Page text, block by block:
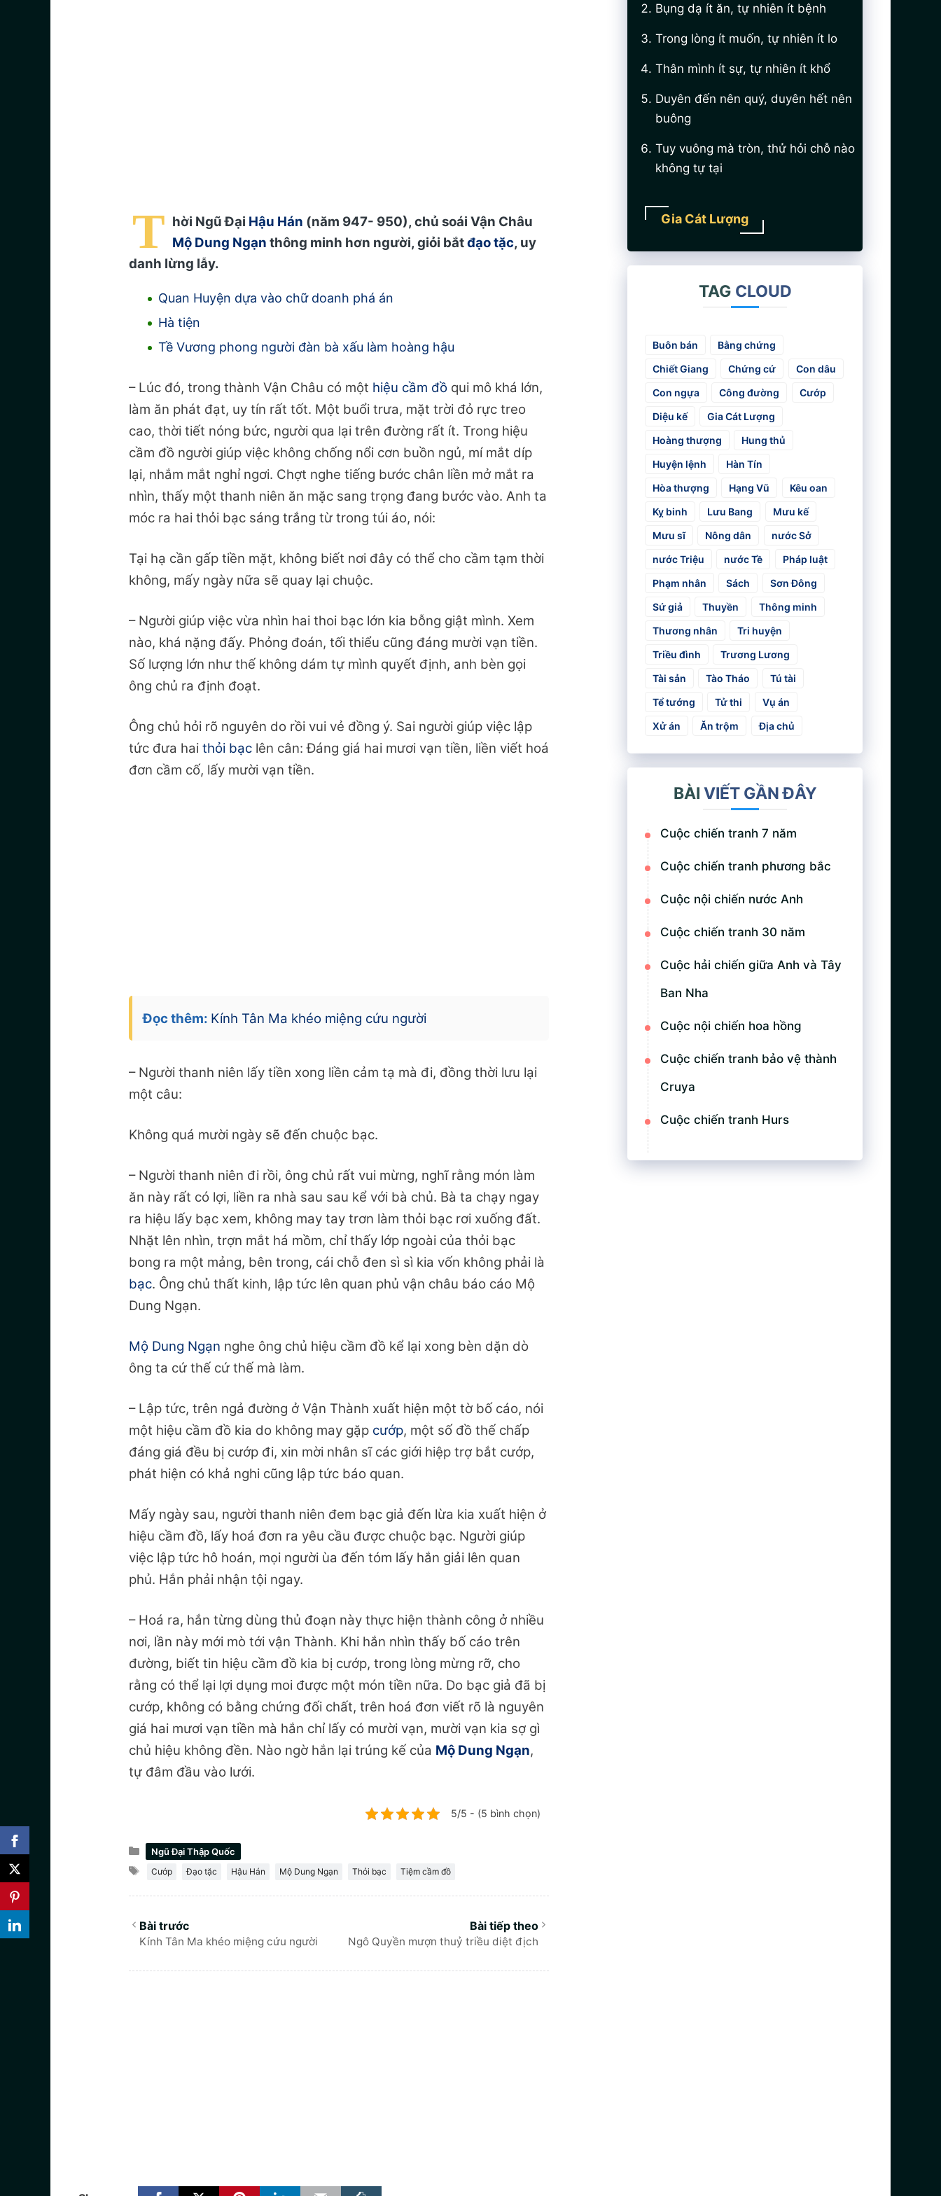
T hời Ngũ Đại Hậu Hán (năm 947- 950), chủ soái Vận Châu
Mộ Dung Ngạn thông minh hơn người, giỏi bắtđạo tặc, uy
danh lừng lẫy.
Quan Huyện dựa vào chữ doanh phá án
Hà tiện
Tề Vương phong người đàn bà xấu làm hoàng hậu
– Lúc đó, trong thành Vận Châu có một hiệu cầm đồ qui mô khá lớn,
làm ăn phát đạt, uy tín rất tốt. Một buổi trưa, mặt trời đỏ rực treo
cao, thời tiết nóng bức, người qua lại trên đường rất ít. Trong hiệu
cầm đồ người giúp việc không chống nổi cơn buồn ngủ, mí mắt díp
lại, nhắm mắt nghỉ ngơi. Chợt nghe tiếng bước chân liền mở mắt ra
nhìn, thấy một thanh niên ăn mặc sang trọng đang bước vào. Anh ta
móc ra hai thỏi bạc sáng trắng từ trong túi áo, nói:
Tại hạ cần gấp tiền mặt, không biết nơi đây có thể cho cầm tạm thời
không, mấy ngày nữa sẽ quay lại chuộc.
– Người giúp việc vừa nhìn hai thoi bạc lớn kia bỗng giật mình. Xem
nào, khá nặng đấy. Phỏng đoán, tối thiểu cũng đáng mười vạn tiền.
Số lượng lớn như thế không dám tự mình quyết định, anh bèn gọi
ông chủ ra định đoạt.
Ông chủ hỏi rõ nguyên do rồi vui vẻ đồng ý. Sai người giúp việc lập
tức đưa hai thỏi bạc lên cân: Đáng giá hai mươi vạn tiền, liền viết hoá
đơn cầm cố, lấy mười vạn tiền.
Đọc thêm: Kính Tân Ma khéo miệng cứu người
– Người thanh niên lấy tiền xong liền cảm tạ mà đi, đồng thời lưu lại
một câu:
Không quá mười ngày sẽ đến chuộc bạc.
– Người thanh niên đi rồi, ông chủ rất vui mừng, nghĩ rằng món làm
ăn này rất có lợi, liền ra nhà sau sau kể với bà chủ. Bà ta chạy ngay
ra hiệu lấy bạc xem, không may tay trơn làm thỏi bạc rơi xuống đất.
Nhặt lên nhìn, trợn mắt há mồm, chỉ thấy lớp ngoài của thỏi bạc
bong ra một mảng, bên trong, cái chỗ đen sì sì kia vốn không phải là
bạc. Ông chủ thất kinh, lập tức lên quan phủ vận châu báo cáo Mộ
Dung Ngạn.
Mộ Dung Ngạn nghe ông chủ hiệu cầm đồ kể lại xong bèn dặn dò
ông ta cứ thế cứ thế mà làm.
– Lập tức, trên ngả đường ở Vận Thành xuất hiện một tờ bố cáo, nói
một hiệu cầm đồ kia do không may gặp cướp, một số đồ thế chấp
đáng giá đều bị cướp đi, xin mời nhân sĩ các giới hiệp trợ bắt cướp,
phát hiện có khả nghi cũng lập tức báo quan.
Mấy ngày sau, người thanh niên đem bạc giả đến lừa kia xuất hiện ở
hiệu cầm đồ, lấy hoá đơn ra yêu cầu được chuộc bạc. Người giúp
việc lập tức hô hoán, mọi người ùa đến tóm lấy hắn giải lên quan
phủ. Hắn phải nhận tội ngay.
– Hoá ra, hắn từng dùng thủ đoạn này thực hiện thành công ở nhiều
nơi, lần này mới mò tới vận Thành. Khi hắn nhìn thấy bố cáo trên
đường, biết tin hiệu cầm đồ kia bị cướp, trong lòng mừng rỡ, cho
rằng có thể lại lợi dụng moi được một món tiền nữa. Do bạc giả đã bị
cướp, không có bằng chứng đối chất, trên hoá đơn viết rõ là nguyên
giá hai mươi vạn tiền mà hắn chỉ lấy có mười vạn, mười vạn kia sợ gì
chủ hiệu không đền. Nào ngờ hắn lại trúng kế của Mộ Dung Ngạn,
tự đâm đầu vào lưới.
5/5 - (5 bình chọn)
Danh
mục
Ngũ Đại Thập Quốc
Thẻ
Cướp Đạo tặc Hậu Hán Mộ Dung Ngạn Thỏi bạc Tiệm cầm đồ
Kính Tân Ma khéo miệng cứu người Ngô Quyền mượn thuỷ triều diệt địch
Bụng dạ ít ăn, tự nhiên ít bệnh
Trong lòng ít muốn, tự nhiên ít lo
Thân mình ít sự, tự nhiên ít khổ
Duyên đến nên quý, duyên hết nên
buông
Tuy vuông mà tròn, thử hỏi chỗ nào
không tự tại
Gia Cát Lượng
TAG CLOUD
Buôn bán
Bằng chứng
Chiết Giang
Chứng cứ
Con dâu
Con ngựa
Công đường
Cướp
Diệu kế
Gia Cát Lượng
Hoàng thượng
Hung thủ
Huyện lệnh
Hàn Tín
Hòa thượng
Hạng Vũ
Kêu oan
Kỵ binh
Lưu Bang
Mưu kế
Mưu sĩ
Nông dân
nước Sở
nước Triệu
nước Tề
Pháp luật
Phạm nhân
Sách
Sơn Đông
Sứ giả
Thuyền
Thông minh
Thương nhân
Tri huyện
Triều đình
Trương Lương
Tài sản
Tào Tháo
Tú tài
Tể tướng
Tử thi
Vụ án
Xử án
Ăn trộm Địa chủ
BÀI VIẾT GẦN ĐÂY
Cuộc chiến tranh 7 năm
Cuộc chiến tranh phương bắc
Cuộc nội chiến nước Anh
Cuộc chiến tranh 30 năm
Cuộc hải chiến giữa Anh và Tây
Ban Nha
Cuộc nội chiến hoa hồng
Cuộc chiến tranh bảo vệ thành
Cruya
Cuộc chiến tranh Hurs